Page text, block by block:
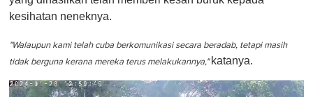
0
kesihatan neneknya.
"Walaupun kami telah cuba berkomunikasi secara beradab, tetapi masih
tidak berguna kerana mereka terus melakukannya," katanya.